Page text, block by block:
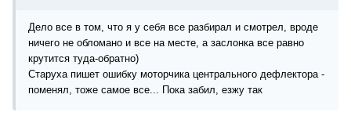
Дело все в том, что я у себя все разбирал и смотрел, вроде
ничего не обломано и все на месте, а заслонка все равно
крутится туда-обратно)
Старуха пишет ошибку моторчика центрального дефлектора -
поменял, тоже самое все... Пока забил, езжу так